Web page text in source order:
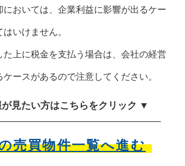
においては、企業利益に影響が出るケー
いけません。
た上に税金を支払う場合は、会社の経営
ースがあるので注意してください。
見たい方はこちらをクリック ▼
売買物件一覧へ進む